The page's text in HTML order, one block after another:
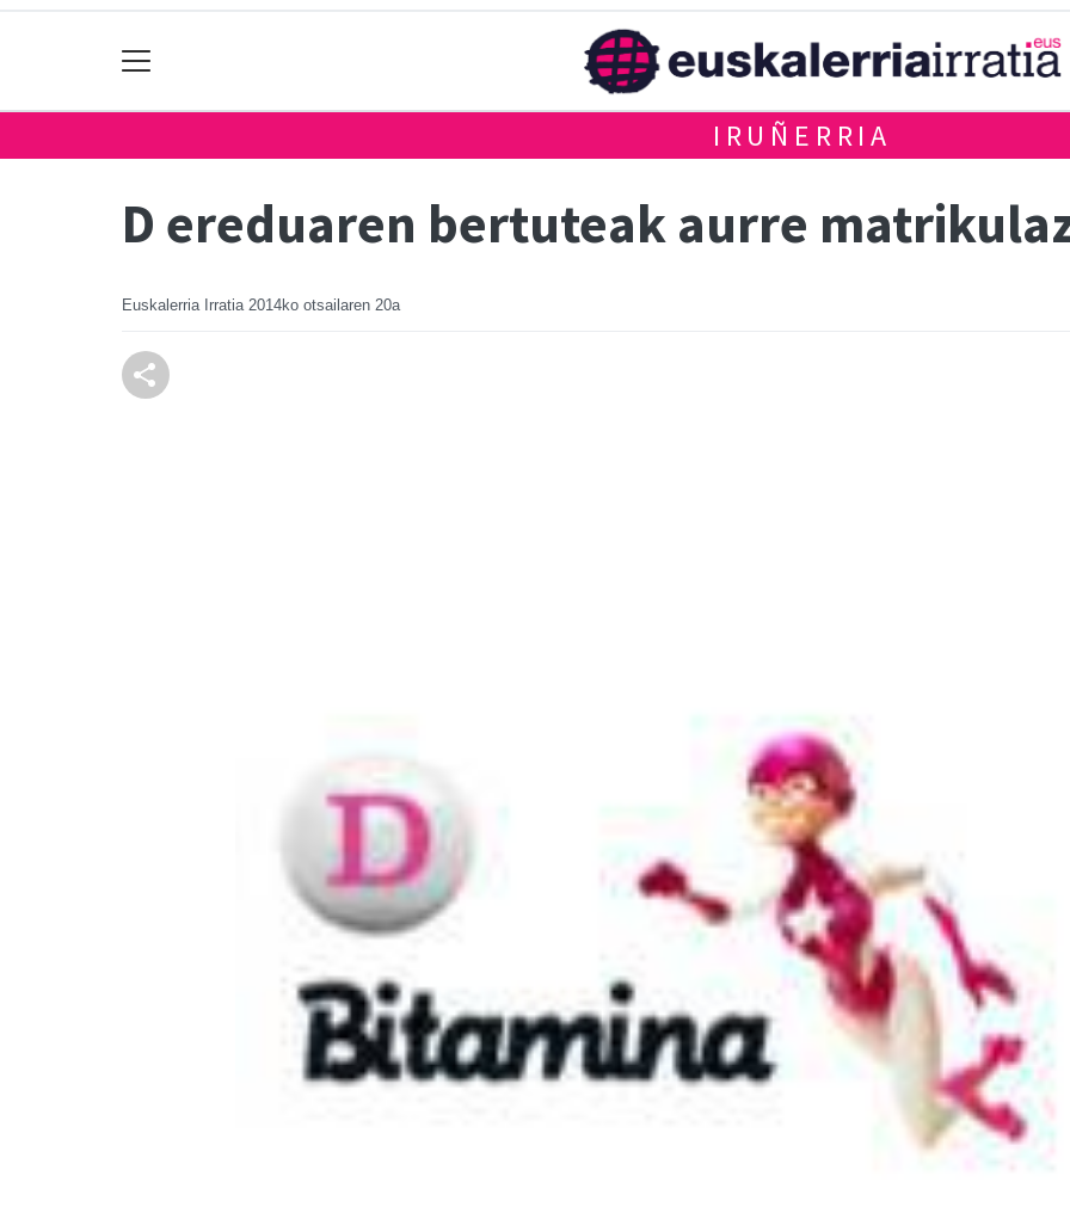
IRUÑERRIA
D ereduaren bertuteak aurre
Euskalerria Irratia 2014ko otsailaren 20a